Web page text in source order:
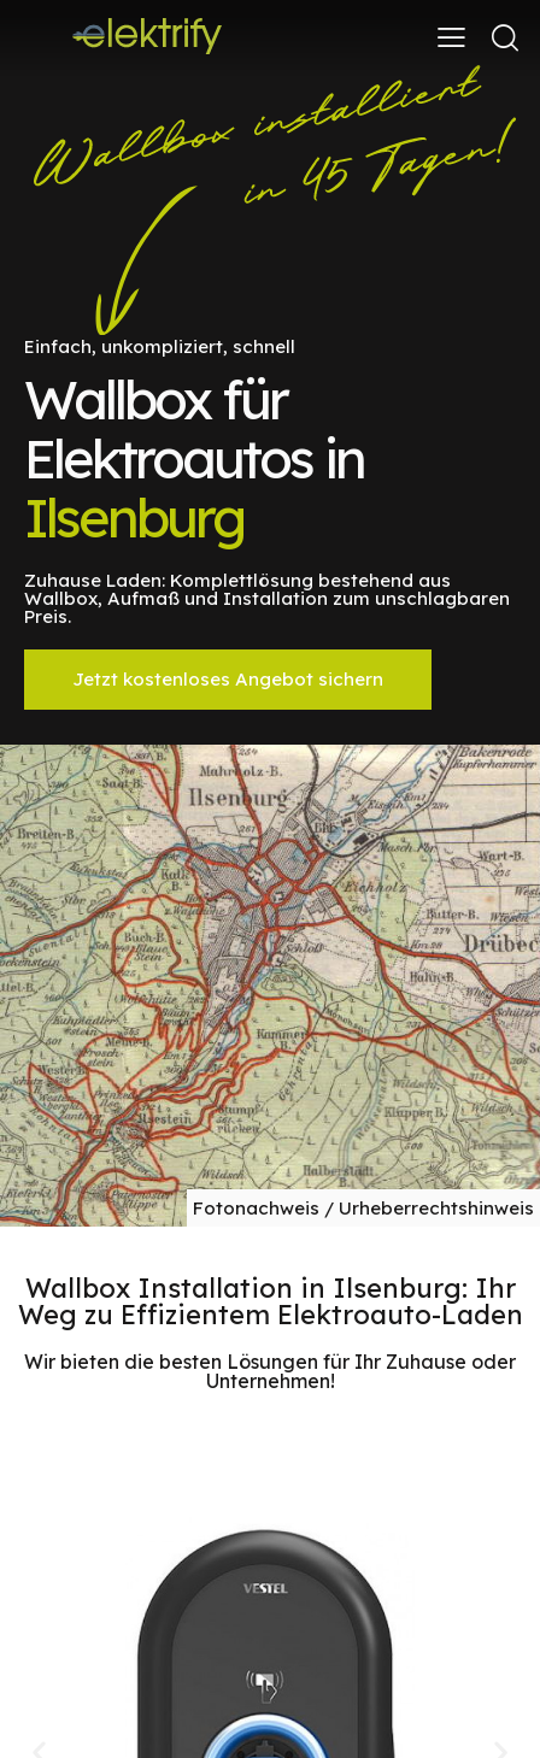
Einfach, unkompliziert, schnell
Wallbox für
Elektroautos in
Ilsenburg
Zuhause Laden: Komplettlösung bestehend aus
Wallbox, Aufmaß und Installation zum unschlagbaren
Preis.
Jetzt kostenloses Angebot sichern
Fotonachweis / Urheberrechtshinweis
Wallbox Installation in Ilsenburg: Ihr
Weg zu Effizientem Elektroauto-Laden
Wir bieten die besten Lösungen für Ihr Zuhause oder
Unternehmen!